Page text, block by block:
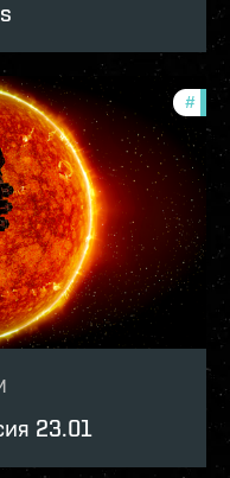
#
23.01